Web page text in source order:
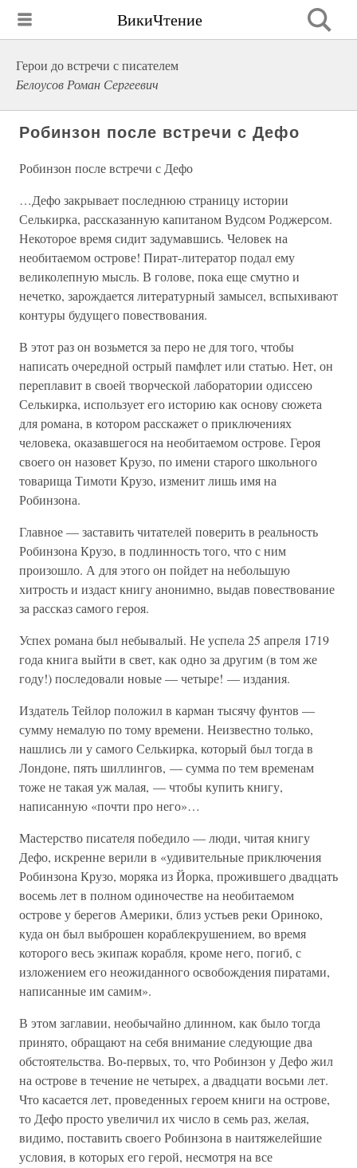
ВикиЧтение
Герои до встречи с писателем
Белоусов Роман Сергеевич
Робинзон после встречи с Дефо
Робинзон после встречи с Дефо
…Дефо закрывает последнюю страницу истории
Селькирка, рассказанную капитаном Вудсом Роджерсом.
Некоторое время сидит задумавшись. Человек на
необитаемом острове! Пират-литератор подал ему
великолепную мысль. В голове, пока еще смутно и
нечетко, зарождается литературный замысел, вспыхивают
контуры будущего повествования.
В этот раз он возьмется за перо не для того, чтобы
написать очередной острый памфлет или статью. Нет, он
переплавит в своей творческой лаборатории одиссею
Селькирка, использует его историю как основу сюжета
для романа, в котором расскажет о приключениях
человека, оказавшегося на необитаемом острове. Героя
своего он назовет Крузо, по имени старого школьного
товарища Тимоти Крузо, изменит лишь имя на
Робинзона.
Главное — заставить читателей поверить в реальность
Робинзона Крузо, в подлинность того, что с ним
произошло. А для этого он пойдет на небольшую
хитрость и издаст книгу анонимно, выдав повествование
за рассказ самого героя.
Успех романа был небывалый. Не успела 25 апреля 1719
года книга выйти в свет, как одно за другим (в том же
году!) последовали новые — четыре! — издания.
Издатель Тейлор положил в карман тысячу фунтов —
сумму немалую по тому времени. Неизвестно только,
нашлись ли у самого Селькирка, который был тогда в
Лондоне, пять шиллингов, — сумма по тем временам
тоже не такая уж малая, — чтобы купить книгу,
написанную «почти про него»…
Мастерство писателя победило — люди, читая книгу
Дефо, искренне верили в «удивительные приключения
Робинзона Крузо, моряка из Йорка, прожившего двадцать
восемь лет в полном одиночестве на необитаемом
острове у берегов Америки, близ устьев реки Ориноко,
куда он был выброшен кораблекрушением, во время
которого весь экипаж корабля, кроме него, погиб, с
изложением его неожиданного освобождения пиратами,
написанные им самим».
В этом заглавии, необычайно длинном, как было тогда
принято, обращают на себя внимание следующие два
обстоятельства. Во-первых, то, что Робинзон у Дефо жил
на острове в течение не четырех, а двадцати восьми лет.
Что касается лет, проведенных героем книги на острове,
то Дефо просто увеличил их число в семь раз, желая,
видимо, поставить своего Робинзона в наитяжелейшие
условия, в которых его герой, несмотря на все